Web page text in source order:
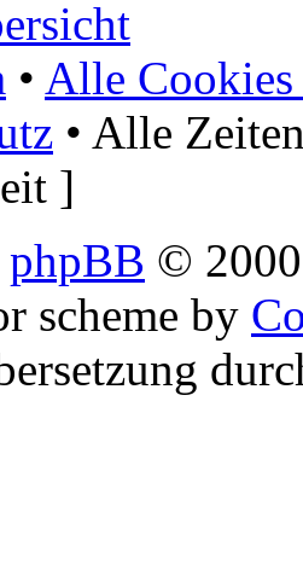
• Alle Cookies
• Alle
]
phpBB ©
scheme by